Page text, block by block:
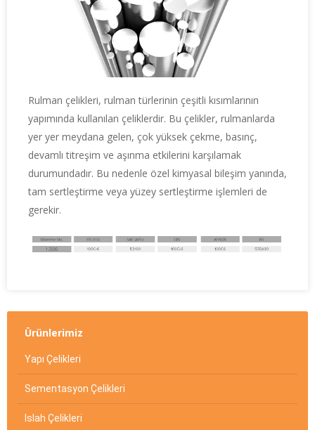
Rulman çelikleri, rulman türlerinin çeşitli kısımlarının
yapımında kullanılan çeliklerdir. Bu çelikler, rulmanlarda
yer yer meydana gelen, çok yüksek çekme, basınç,
devamlı titreşim ve aşınma etkilerini karşılamak
durumundadır. Bu nedenle özel kimyasal bileşim yanında,
tam sertleştirme veya yüzey sertleştirme işlemleri de
gerekir.
Ürünlerimiz
Yapı Çelikleri
Sementasyon Çelikleri
Islah Çelikleri